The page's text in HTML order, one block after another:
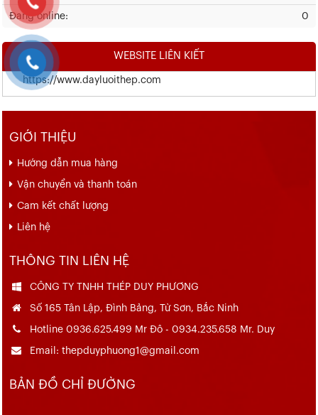
0
Đang online:
WEBSITE LIÊN KIẾT
https://www.dayluoithep.com
GIỚI THIỆU
Hướng dẫn mua hàng
Vận chuyển và thanh toán
Cam kết chất lượng
Liên hệ
THÔNG TIN LIÊN HỆ
CÔNG TY TNHH THÉP DUY PHƯƠNG
Số 165 Tân Lập, Đình Bảng, Từ Sơn, Bắc Ninh
Hotline 0936.625.499 Mr Đô - 0934.235.658 Mr. Duy
Email: thepduyphuong1@gmail.com
BẢN ĐỒ CHỈ ĐƯỜNG